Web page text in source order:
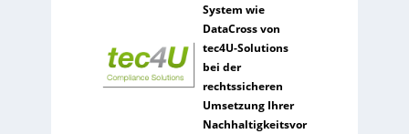
System wie
DataCross von
tec4U-Solutions
bei der
rechtssicheren
Umsetzung Ihrer
Nachhaltigkeitsvor